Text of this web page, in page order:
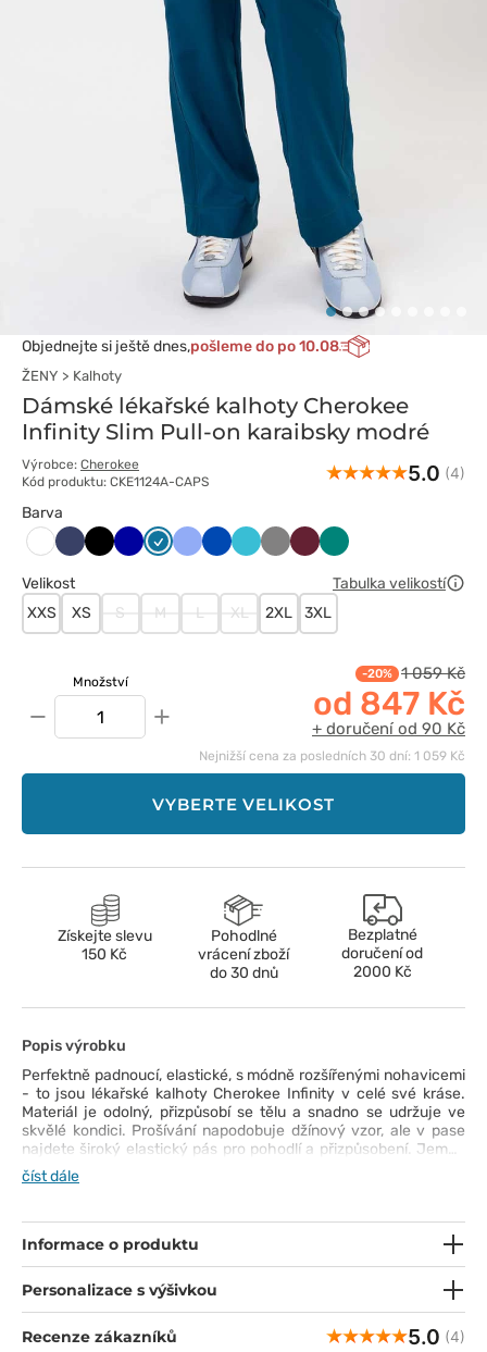
Objednejte si ještě dnes,pošleme do po 10.08
ŽENY Kalhoty
Dámské lékařské kalhoty Cherokee
Infinity Slim Pull-on karaibsky modré
Výrobce: Cherokee
Kód produktu: CKE1124A-CAPS
5.0 (4)
Barva
Biały CiemnyCzarnyGranatowy
KaraibskiKlasyczny
Królewski
MorskiSzary Wiśniowy
Zielony
Velikost
Tabulka velikostí
XXS
XS S M L XL 2XL 3XL
Množství
− +
-20% 1 059 Kč
od 847 Kč
+ doručení od 90 Kč
Nejnižší cena za posledních 30 dní: 1 059 Kč
VYBERTE VELIKOST
Získejte slevu
150 Kč
Pohodlné
vrácení zboží
do 30 dnů
Bezplatné
doručení od
2000 Kč
Popis výrobku
Perfektně padnoucí, elastické, s módně rozšířenými nohavicemi
- to jsou lékařské kalhoty Cherokee Infinity v celé své kráse.
Materiál je odolný, přizpůsobí se tělu a snadno se udržuje ve
skvělé kondici. Prošívání napodobuje džínový vzor, ale v pase
najdete široký elastický pás pro pohodlí a přizpůsobení. Jemně
naškrábané kapsy jsou prostorné - ideální na telefon, malý
zápisník a psací potřeby. Díky manžetám a rozparkům ve spodní
srocovat na botách. Perfektní! ;)
číst dále
Informace o produktu
Personalizace s výšivkou
Recenze zákazníků 5.0 (4)